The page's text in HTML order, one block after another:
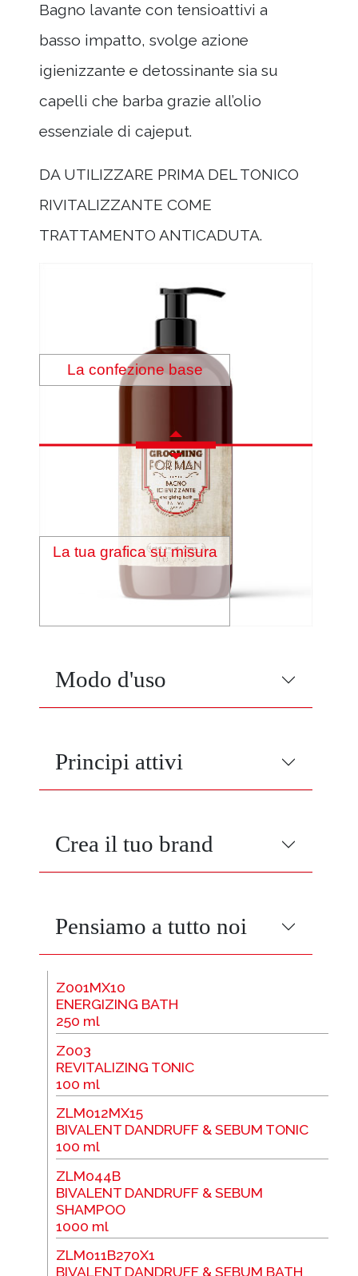
Bagno lavante con tensioattivi a
basso impatto, svolge azione
igienizzante e detossinante sia su
capelli che barba grazie all’olio
essenziale di cajeput.
DA UTILIZZARE PRIMA DEL TONICO
RIVITALIZZANTE COME
TRATTAMENTO ANTICADUTA.
La confezione base
La tua grafica su misura
Modo d'uso
Principi attivi
Crea il tuo brand
Pensiamo a tutto noi
Z001MX10
ENERGIZING BATH
250 ml
Z003
REVITALIZING TONIC
100 ml
ZLM012MX15
BIVALENT DANDRUFF & SEBUM TONIC
100 ml
ZLM044B
BIVALENT DANDRUFF & SEBUM
SHAMPOO
1000 ml
ZLM011B270X1
BIVALENT DANDRUFF & SEBUM BATH